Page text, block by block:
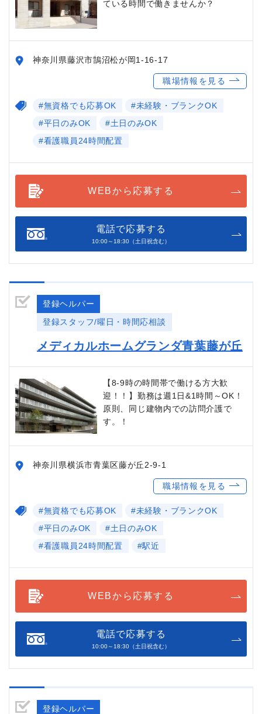
ている時間で働きませんか？
神奈川県藤沢市鵠沼松が岡1-16-17
職場情報を見る
#無資格でも応募OK
#未経験・ブランクOK
#平日のみOK
#土日のみOK
#看護職員24時間配置
WEBから応募する
電話で応募する
10:00～18:30（土日祝含む）
登録ヘルパー
登録スタッフ/曜日・時間応相談
メディカルホームグランダ青葉藤が丘
【8-9時の時間帯で働ける方大歓
迎！！】勤務は週1日&1時間～OK！
原則、同じ建物内での訪問介護で
す。！
神奈川県横浜市青葉区藤が丘2-9-1
職場情報を見る
#無資格でも応募OK
#未経験・ブランクOK
#平日のみOK
#土日のみOK
#看護職員24時間配置
#駅近
WEBから応募する
電話で応募する
10:00～18:30（土日祝含む）
登録ヘルパー